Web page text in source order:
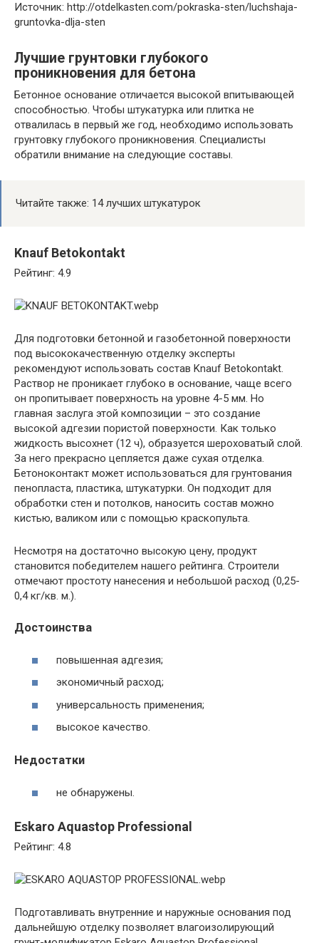
Источник: http://otdelkasten.com/pokraska-sten/luchshaja-
gruntovka-dlja-sten
Лучшие грунтовки глубокого
проникновения для бетона
Бетонное основание отличается высокой впитывающей
способностью. Чтобы штукатурка или плитка не
отвалилась в первый же год, необходимо использовать
грунтовку глубокого проникновения. Специалисты
обратили внимание на следующие составы.
Читайте также: 14 лучших штукатурок
Knauf Betokontakt
Рейтинг: 4.9
Для подготовки бетонной и газобетонной поверхности
под высококачественную отделку эксперты
рекомендуют использовать состав Knauf Betokontakt.
Раствор не проникает глубоко в основание, чаще всего
он пропитывает поверхность на уровне 4-5 мм. Но
главная заслуга этой композиции – это создание
высокой адгезии пористой поверхности. Как только
жидкость высохнет (12 ч), образуется шероховатый слой.
За него прекрасно цепляется даже сухая отделка.
Бетоноконтакт может использоваться для грунтования
пенопласта, пластика, штукатурки. Он подходит для
обработки стен и потолков, наносить состав можно
кистью, валиком или с помощью краскопульта.
Несмотря на достаточно высокую цену, продукт
становится победителем нашего рейтинга. Строители
отмечают простоту нанесения и небольшой расход (0,25-
0,4 кг/кв. м.).
Достоинства
повышенная адгезия;
экономичный расход;
универсальность применения;
высокое качество.
Недостатки
не обнаружены.
Eskaro Aquastop Professional
Рейтинг: 4.8
Подготавливать внутренние и наружные основания под
дальнейшую отделку позволяет влагоизолирующий